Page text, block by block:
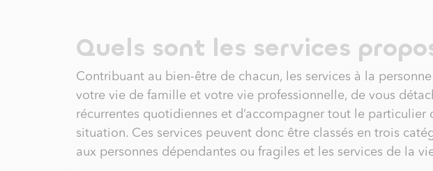
Quels sont les services
Contribuant au bien-être de chacun, les services à la
votre vie de famille et votre vie professionnelle, de vous
récurrentes quotidiennes et d’accompagner tout le
situation. Ces services peuvent donc être classés en trois
aux personnes dépendantes ou fragiles et les services de la